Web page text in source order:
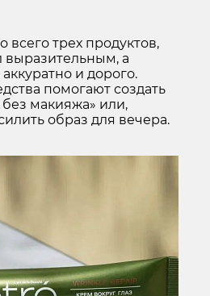
всего трех продуктов,
выразительным, а
и дорого.
помогают создать
макияжа» или,
образ для вечера.